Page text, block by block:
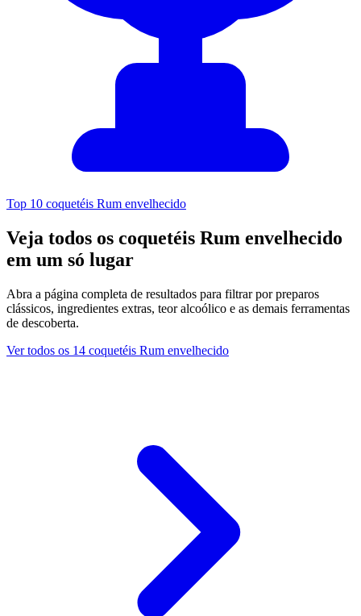
Top 10 coquetéis Rum envelhecido
Veja todos os coquetéis Rum envelhecido
em um só lugar
Abra a página completa de resultados para filtrar por preparos
clássicos, ingredientes extras, teor alcoólico e as demais ferramentas
de descoberta.
Ver todos os 14 coquetéis Rum envelhecido